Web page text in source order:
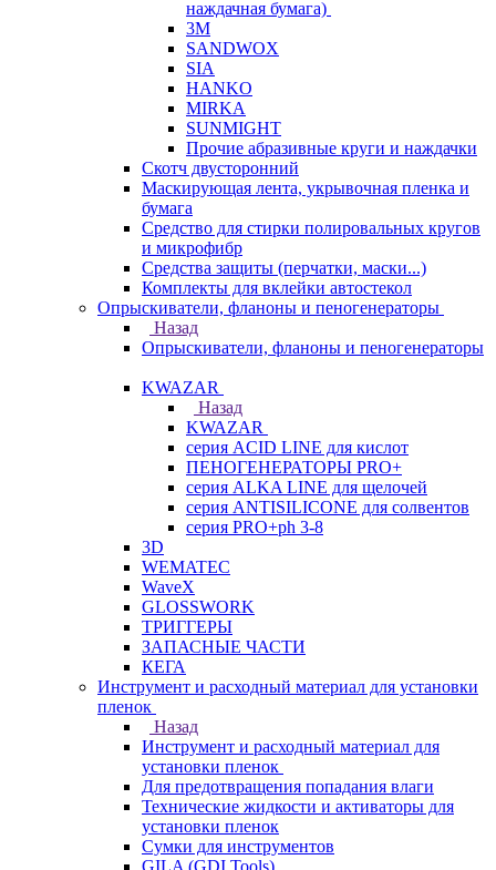
наждачная бумага)
3М
SANDWOX
SIA
HANKO
MIRKA
SUNMIGHT
Прочие абразивные круги и наждачки
Скотч двусторонний
Маскирующая лента, укрывочная пленка и
бумага
Средство для стирки полировальных кругов
и микрофибр
Средства защиты (перчатки, маски...)
Комплекты для вклейки автостекол
Опрыскиватели, фланоны и пеногенераторы
Назад
Опрыскиватели, фланоны и пеногенераторы
KWAZAR
Назад
KWAZAR
серия ACID LINE для кислот
ПЕНОГЕНЕРАТОРЫ PRO+
серия ALKA LINE для щелочей
серия ANTISILICONE для солвентов
серия PRO+ph 3-8
3D
WEMATEC
WaveX
GLOSSWORK
ТРИГГЕРЫ
ЗАПАСНЫЕ ЧАСТИ
КЕГА
Инструмент и расходный материал для установки
пленок
Назад
Инструмент и расходный материал для
установки пленок
Для предотвращения попадания влаги
Технические жидкости и активаторы для
установки пленок
Сумки для инструментов
GILA (GDI Tools)